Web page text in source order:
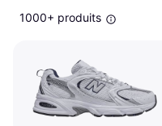
1000+ produits